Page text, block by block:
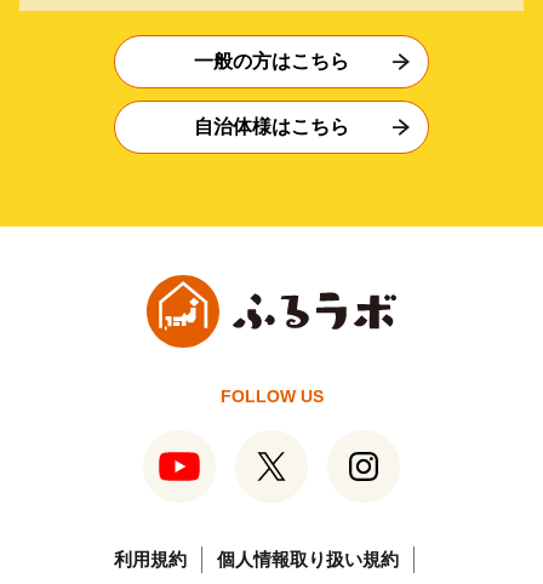
一般の方はこちら
自治体様はこちら
FOLLOW US
利用規約 個人情報取り扱い規約